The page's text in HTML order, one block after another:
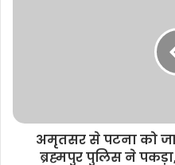
अमृतसर से पटना को
ब्रह्मपुर पुलिस ने